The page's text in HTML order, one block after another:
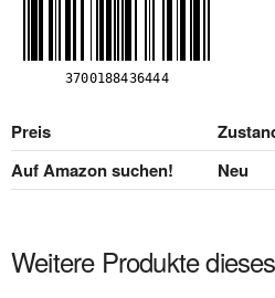
Preis
Auf Amazon suchen!
Neu
Weitere Produkte